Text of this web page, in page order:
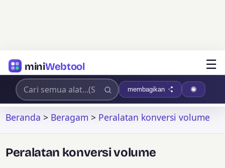
miniWebtool ☰
membagikan
Beranda > Beragam > Peralatan konversi volume
Peralatan konversi volume